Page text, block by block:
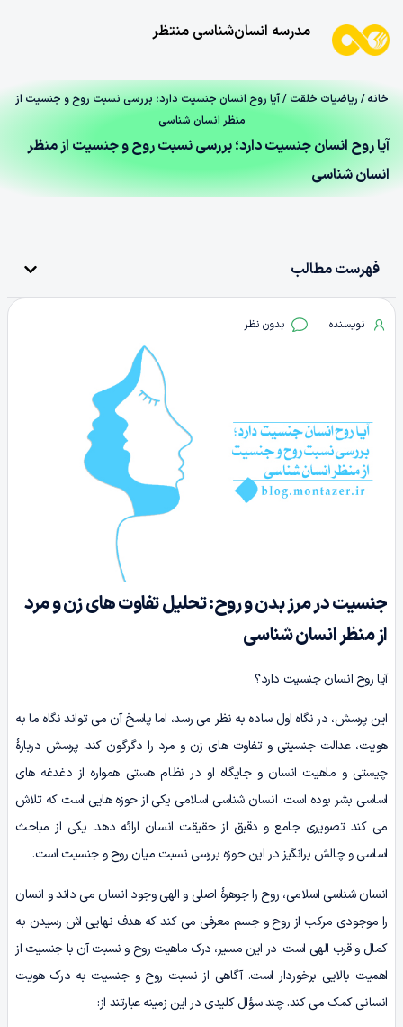
مدرسه انسان‌شناسی منتظر
خانه/ ریاضیات خلقت/ آیا روح انسان جنسیت دارد؛ بررسی نسبت روح و جنسیت از
منظر انسان شناسی
آیا روح انسان جنسیت دارد؛ بررسی نسبت روح و جنسیت از منظر
انسان شناسی
فهرست مطالب
نویسنده بدون نظر
جنسیت در مرز بدن و روح: تحلیل تفاوت های زن و مرد
از منظر انسان شناسی
آیا روح انسان جنسیت دارد؟
این پرسش، در نگاه اول ساده به نظر می رسد، اما پاسخ آن می تواند نگاه ما به
هویت، عدالت جنسیتی و تفاوت های زن و مرد را دگرگون کند. پرسش دربارۀ
چیستی و ماهیت انسان و جایگاه او در نظام هستی همواره از دغدغه های
اساسی بشر بوده است. انسان شناسی اسلامی یکی از حوزه هایی است که تلاش
می کند تصویری جامع و دقیق از حقیقت انسان ارائه دهد. یکی از مباحث
اساسی و چالش برانگیز در این حوزه بررسی نسبت میان روح و جنسیت است.
انسان شناسی اسلامی، روح را جوهرۀ اصلی و الهی وجود انسان می داند و انسان
را موجودی مرکب از روح و جسم معرفی می کند که هدف نهایی اش رسیدن به
کمال و قرب الهی است. در این مسیر، درک ماهیت روح و نسبت آن با جنسیت از
اهمیت بالایی برخوردار است. آگاهی از نسبت روح و جنسیت به درک هویت
انسانی کمک می کند. چند سؤال کلیدی در این زمینه عبارتند از: